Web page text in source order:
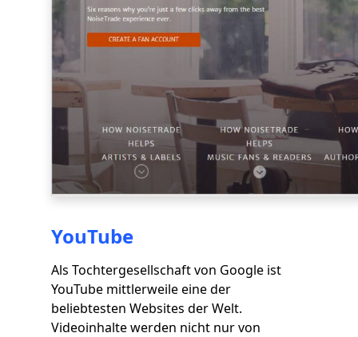
YouTube
Als Tochtergesellschaft von Google ist
YouTube mittlerweile eine der
beliebtesten Websites der Welt.
Videoinhalte werden nicht nur von